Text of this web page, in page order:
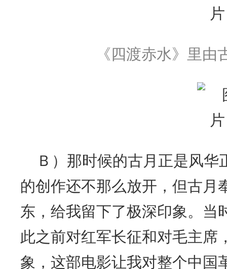
《四渡赤水》里
Ｂ）那时候的古月正是风
的创作还不那么放开，但古月
东，给我留下了极深印象。当
此之前对红军长征和对毛主席
象，这部电影让我对整个中国